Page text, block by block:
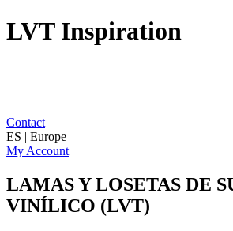
LVT Inspiration
Contact
ES | Europe
My Account
LAMAS Y LOSETAS DE
VINÍLICO (LVT)